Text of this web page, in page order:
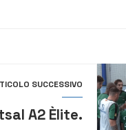
SUCCESSIVO
A2 Èlite.